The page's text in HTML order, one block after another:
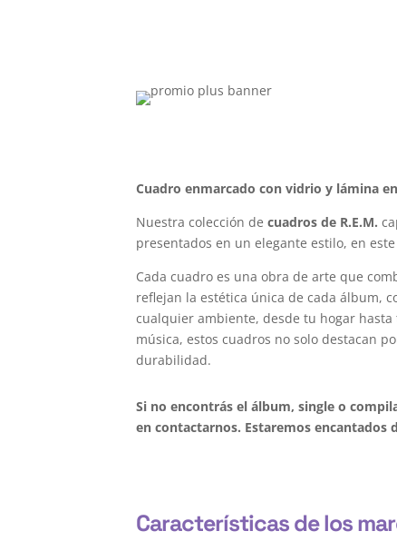
Cuadro enmarcado con vidrio y lámina
Nuestra colección decuadros de R.E.M.
presentados en un elegante estilo, en
Cada cuadro es una obra de arte que
reflejan la estética única de cada álbum,
cualquier ambiente, desde tu hogar
música, estos cuadros no solo destacan
durabilidad.
Si no encontrás el álbum, single o
en contactarnos. Estaremos encantados
Características de los